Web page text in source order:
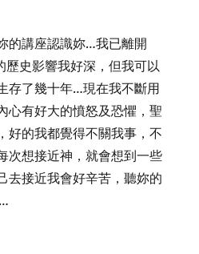
的講座認識妳…我已離開
史影響我好深，但我可以
存了幾十年…現在我不斷用
心有好大的憤怒及恐懼，聖
好的我都覺得不關我事，不
次想接近神，就會想到一些
去接近我會好辛苦，聽妳的